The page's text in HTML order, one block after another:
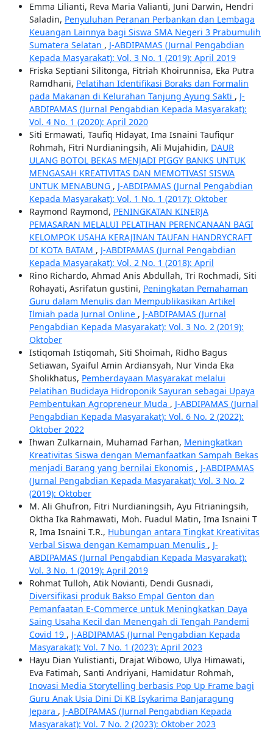
Emma Lilianti, Reva Maria Valianti, Juni Darwin, Hendri
Saladin, Penyuluhan Peranan Perbankan dan Lembaga
Keuangan Lainnya bagi Siswa SMA Negeri 3 Prabumulih
Sumatera Selatan , J-ABDIPAMAS (Jurnal Pengabdian
Kepada Masyarakat): Vol. 3 No. 1 (2019): April 2019
Friska Septiani Silitonga, Fitriah Khoirunnisa, Eka Putra
Ramdhani, Pelatihan Identifikasi Boraks dan Formalin
pada Makanan di Kelurahan Tanjung Ayung Sakti , J-
ABDIPAMAS (Jurnal Pengabdian Kepada Masyarakat):
Vol. 4 No. 1 (2020): April 2020
Siti Ermawati, Taufiq Hidayat, Ima Isnaini Taufiqur
Rohmah, Fitri Nurdianingsih, Ali Mujahidin, DAUR
ULANG BOTOL BEKAS MENJADI PIGGY BANKS UNTUK
MENGASAH KREATIVITAS DAN MEMOTIVASI SISWA
UNTUK MENABUNG , J-ABDIPAMAS (Jurnal Pengabdian
Kepada Masyarakat): Vol. 1 No. 1 (2017): Oktober
Raymond Raymond, PENINGKATAN KINERJA
PEMASARAN MELALUI PELATIHAN PERENCANAAN BAGI
KELOMPOK USAHA KERAJINAN TAUFAN HANDRYCRAFT
DI KOTA BATAM , J-ABDIPAMAS (Jurnal Pengabdian
Kepada Masyarakat): Vol. 2 No. 1 (2018): April
Rino Richardo, Ahmad Anis Abdullah, Tri Rochmadi, Siti
Rohayati, Asrifatun gustini, Peningkatan Pemahaman
Guru dalam Menulis dan Mempublikasikan Artikel
Ilmiah pada Jurnal Online , J-ABDIPAMAS (Jurnal
Pengabdian Kepada Masyarakat): Vol. 3 No. 2 (2019):
Oktober
Istiqomah Istiqomah, Siti Shoimah, Ridho Bagus
Setiawan, Syaiful Amin Ardiansyah, Nur Vinda Eka
Sholikhatus, Pemberdayaan Masyarakat melalui
Pelatihan Budidaya Hidroponik Sayuran sebagai Upaya
Pembentukan Agropreneur Muda , J-ABDIPAMAS (Jurnal
Pengabdian Kepada Masyarakat): Vol. 6 No. 2 (2022):
Oktober 2022
Ihwan Zulkarnain, Muhamad Farhan, Meningkatkan
Kreativitas Siswa dengan Memanfaatkan Sampah Bekas
menjadi Barang yang bernilai Ekonomis , J-ABDIPAMAS
(Jurnal Pengabdian Kepada Masyarakat): Vol. 3 No. 2
(2019): Oktober
M. Ali Ghufron, Fitri Nurdianingsih, Ayu Fitrianingsih,
Oktha Ika Rahmawati, Moh. Fuadul Matin, Ima Isnaini T
R, Ima Isnaini T.R., Hubungan antara Tingkat Kreativitas
Verbal Siswa dengan Kemampuan Menulis , J-
ABDIPAMAS (Jurnal Pengabdian Kepada Masyarakat):
Vol. 3 No. 1 (2019): April 2019
Rohmat Tulloh, Atik Novianti, Dendi Gusnadi,
Diversifikasi produk Bakso Empal Genton dan
Pemanfaatan E-Commerce untuk Meningkatkan Daya
Saing Usaha Kecil dan Menengah di Tengah Pandemi
Covid 19 , J-ABDIPAMAS (Jurnal Pengabdian Kepada
Masyarakat): Vol. 7 No. 1 (2023): April 2023
Hayu Dian Yulistianti, Drajat Wibowo, Ulya Himawati,
Eva Fatimah, Santi Andriyani, Hamidatur Rohmah,
Inovasi Media Storytelling berbasis Pop Up Frame bagi
Guru Anak Usia Dini Di KB Isykarima Banjaragung
Jepara , J-ABDIPAMAS (Jurnal Pengabdian Kepada
Masyarakat): Vol. 7 No. 2 (2023): Oktober 2023